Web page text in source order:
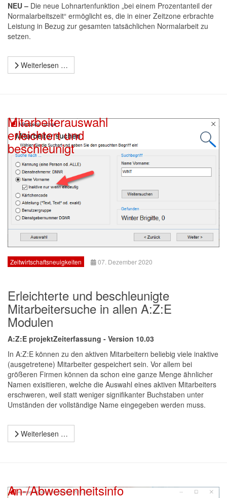
NEU– Die neue Lohnartenfunktion „bei einem Prozentanteil der
Normalarbeitszeit“ ermöglicht es, die in einer Zeitzone erbrachte
Leistung in Bezug zur gesamten tatsächlichen Normalarbeit zu
setzen.
Weiterlesen …
Mitarbeiterauswahl
erleichtert und
beschleunigt
Zeitwirtschaftsneuigkeiten 07. Dezember 2020
Erleichterte und beschleunigte
Mitarbeitersuche in allen A:Z:E
Modulen
A:Z:E projektZeiterfassung - Version 10.03
In A:Z:E können zu den aktiven Mitarbeitern beliebig viele inaktive
(ausgetretene) Mitarbeiter gespeichert sein. Vor allem bei
größeren Firmen können da schon eine ganze Menge ähnlicher
Namen exisitieren, welche die Auswahl eines aktiven Mitarbeiters
erschweren, weil statt weniger signifikanter Buchstaben unter
Umständen der vollständige Name eingegeben werden muss.
Weiterlesen …
An-/Abwesenheitsinfo